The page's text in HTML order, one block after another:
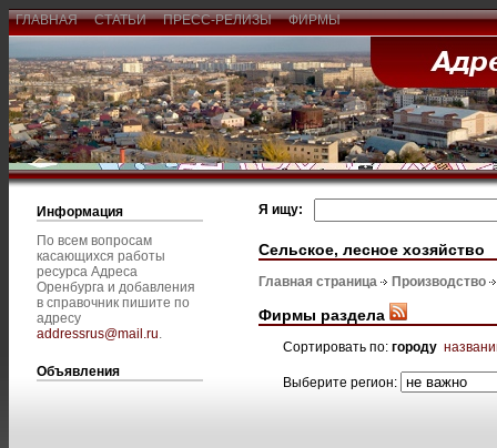
ГЛАВНАЯ СТАТЬИ ПРЕСС-РЕЛИЗЫ ФИРМЫ
Информация
По всем вопросам
касающихся работы
ресурса Адреса
Оренбурга и добавления
в справочник пишите по
адресу
addressrus@mail.ru.
Объявления
Я ищу:
Сельское, лесное хозяйство
Главная страница Производство
Фирмы раздела
Сортировать по: городу
Выберите регион: